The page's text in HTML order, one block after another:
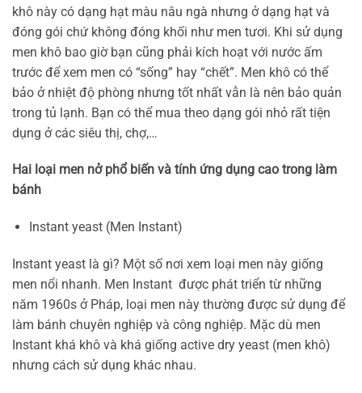
khô này có dạng hạt màu nâu ngà nhưng ở dạng hạt và
đóng gói chứ không đóng khối như men tươi. Khi sử dụng
men khô bao giờ bạn cũng phải kích hoạt với nước ấm
trước để xem men có “sống” hay “chết”. Men khô có thể
bảo ở nhiệt độ phòng nhưng tốt nhất vẫn là nên bảo quản
trong tủ lạnh. Bạn có thể mua theo dạng gói nhỏ rất tiện
dụng ở các siêu thị, chợ,…
Hai loại men nở phổ biến và tính ứng dụng cao trong làm
bánh
Instant yeast (Men Instant)
Instant yeast là gì? Một số nơi xem loại men này giống
men nổi nhanh. Men Instant được phát triển từ những
năm 1960s ở Pháp, loại men này thường được sử dụng để
làm bánh chuyên nghiệp và công nghiệp. Mặc dù men
Instant khá khô và khá giống active dry yeast (men khô)
nhưng cách sử dụng khác nhau.